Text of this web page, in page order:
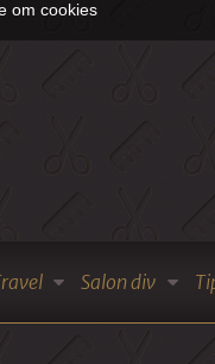
om cookies
Salon div